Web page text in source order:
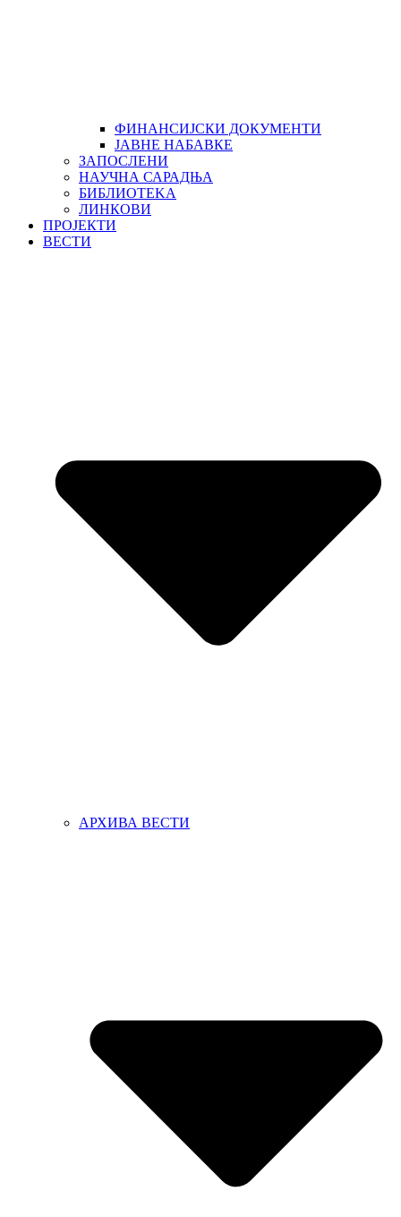
ФИНАНСИЈСКИ ДОКУМЕНТИ
ЈАВНЕ НАБАВКЕ
ЗАПОСЛЕНИ
НАУЧНА САРАДЊА
БИБЛИОТЕKА
ЛИНКОВИ
ПРОЈЕКТИ
ВЕСТИ
АРХИВА ВЕСТИ